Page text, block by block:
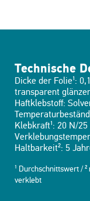
Technische
Dicke der Folie¹:
transparent
Haftklebstoff:
Klebkraft¹: 20 N/
Haltbarkeit²: 5
¹ Durchschnittswert /
verklebt